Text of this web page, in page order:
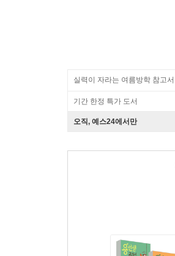
실력이 자라는 여름방학 참고서
기간 한정 특가 도서
오직, 예스24에서만